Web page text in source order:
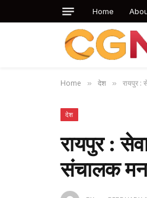
Home
Home » देश » रायपुर :
देश
रायपुर :
संचालक